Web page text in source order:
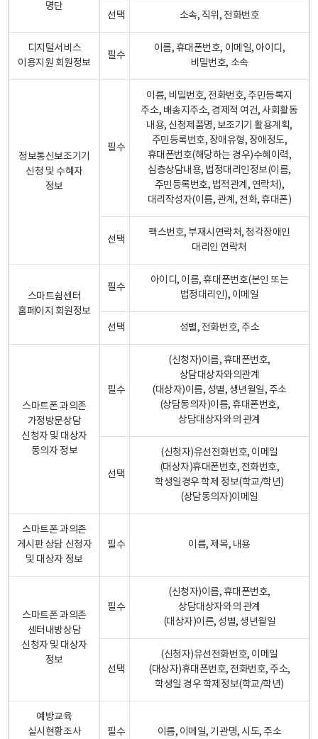
명단
선택 소속, 직위, 전화번호
디지털서비스
이용지원 회원정보
필수
이름, 휴대폰번호, 이메일, 아이디,
비밀번호, 소속
정보통신보조기기
신청 및 수혜자
정보
필수
이름, 비밀번호, 전화번호, 주민등록지
주소, 배송지주소, 경제적 여건, 사회활동
내용, 신청제품명, 보조기기 활용계획,
주민등록번호, 장애유형, 장애정도,
휴대폰번호(해당하는 경우)수혜이력,
심층상담내용, 법정대리인정보(이름,
주민등록번호, 법적관계, 연락처),
대리작성자(이름, 관계, 전화, 휴대폰)
선택
팩스번호, 부재시연락처, 청각장애인
대리인 연락처
스마트쉼센터
홈페이지 회원정보
필수
아이디, 이름, 휴대폰번호(본인 또는
법정대리인), 이메일
선택 성별, 전화번호, 주소
스마트폰 과의존
가정방문상담
신청자 및 대상자
동의자 정보
필수
(신청자)이름, 휴대폰번호,
상담대상자와의관계
(대상자)이름, 성별, 생년월일, 주소
(상담동의자)이름, 휴대폰번호,
상담대상자와의 관계
선택
(신청자)유선전화번호, 이메일
(대상자)휴대폰번호, 전화번호,
학생일경우 학제 정보(학교/학년)
(상담동의자)이메일
스마트폰 과의존
게시판 상담 신청자
및 대상자 정보
필수 이름, 제목, 내용
스마트폰 과의존
센터내방상담
신청자 및 대상자
정보
필수
(신청자)이름, 휴대폰번호,
상담대상자와의 관계
(대상자)이른, 성별, 생년월일
선택
(신청자)유선전화번호, 이메일
(대상자)휴대폰번호, 전화번호, 주소,
학생일 경우 학제정보(학교/학년)
예방교육
실시현황조사
필수 이름, 이메일, 기관명, 시도, 주소